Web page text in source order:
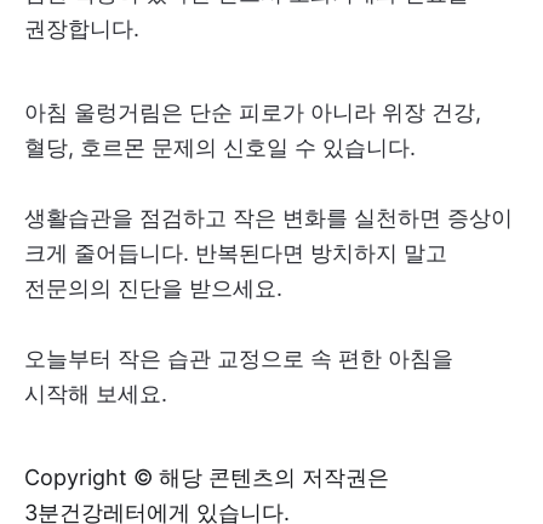
권장합니다.
아침 울렁거림은 단순 피로가 아니라 위장 건강,
혈당, 호르몬 문제의 신호일 수 있습니다.
생활습관을 점검하고 작은 변화를 실천하면 증상이
크게 줄어듭니다. 반복된다면 방치하지 말고
전문의의 진단을 받으세요.
오늘부터 작은 습관 교정으로 속 편한 아침을
시작해 보세요.
Copyright © 해당 콘텐츠의 저작권은
3분건강레터에게 있습니다.